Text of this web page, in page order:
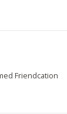
Friendcation